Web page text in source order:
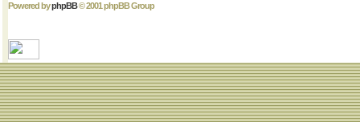
Powered byphpBB© 2001 phpBB Group